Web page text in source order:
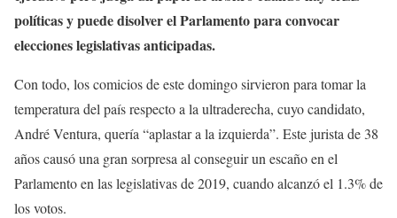
políticas y puede disolver el Parlamento para convocar
elecciones legislativas anticipadas.
Con todo, los comicios de este domingo sirvieron para tomar la
temperatura del país respecto a la ultraderecha, cuyo candidato,
André Ventura, quería “aplastar a la izquierda”. Este jurista de 38
años causó una gran sorpresa al conseguir un escaño en el
Parlamento en las legislativas de 2019, cuando alcanzó el 1.3% de
los votos.